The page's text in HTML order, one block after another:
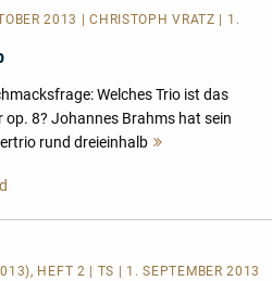
2013 | CHRISTOPH VRATZ | 1.
Welches Trio ist das
op. 8? Johannes Brahms hat sein
rund dreieinhalb
HEFT 2 | TS | 1. SEPTEMBER 2013